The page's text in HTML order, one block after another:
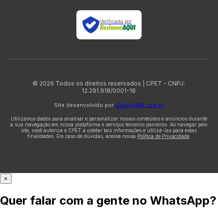
Verificada por
© 2026 Todos os direitos reservados | CPET - CNPJ:
12.291.918/0001-16
Site desenvolvido por QualitySMI.com.br
Utilizamos dados para analisar e personalizar nossos conteúdos e anúncios durante
a sua navegação em nossa plataforma e serviços terceiros parceiros. Ao navegar pelo
site, você autoriza o CPET a coletar tais informações e utilizá-las para estas
finalidades. Em caso de dúvidas, acesse nossa Política de Privacidade
×
Quer falar com a gente no WhatsApp?